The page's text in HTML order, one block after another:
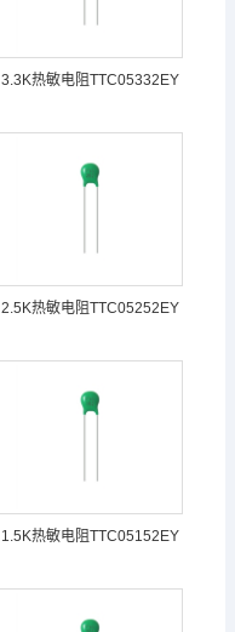
3.3K热敏电阻TTC05332EY
2.5K热敏电阻TTC05252EY
1.5K热敏电阻TTC05152EY